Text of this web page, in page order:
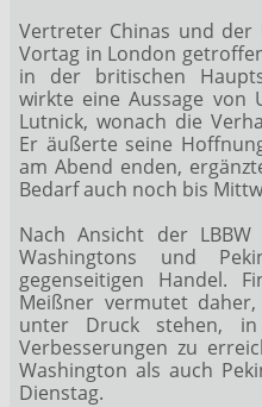
Vertreter Chinas und der
Vortag in London
in der britischen
wirkte eine Aussage von
Lutnick, wonach die
Er äußerte seine
am Abend enden,
Bedarf auch noch bis
Nach Ansicht der
Washingtons und
gegenseitigen Handel.
Meißner vermutet
unter Druck stehen, in
Verbesserungen zu
Washington als auch
Dienstag.